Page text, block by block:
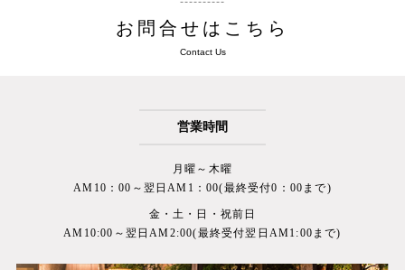
お問合せはこちら
Contact Us
営業時間
月曜～木曜
AM10：00～翌日AM1：00(最終受付0：00まで)
金・土・日・祝前日
AM10:00～翌日AM2:00(最終受付翌日AM1:00まで)